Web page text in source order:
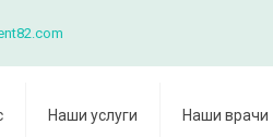
Наши услуги Наши врачи